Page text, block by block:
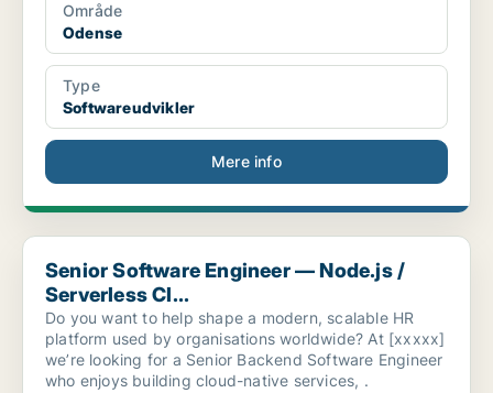
Område
Odense
Type
Softwareudvikler
Mere info
Senior Software Engineer — Node.js / Serverless Cl...
Senior Software Engineer — Node.js /
Serverless Cl...
Do you want to help shape a modern, scalable HR
platform used by organisations worldwide? At [xxxxx]
we’re looking for a Senior Backend Software Engineer
who enjoys building cloud-native services, .